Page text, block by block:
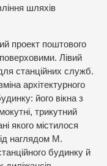
шляхів
проект поштового
Лівий
станційних служб.
архітектурного
його вікна з
трикутний
якого містилося
наглядом М.
будинку й